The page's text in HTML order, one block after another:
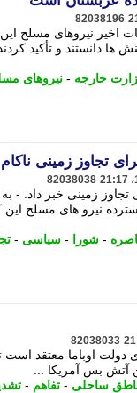
82038196
اخیر نیروهای مسلح
دانستند و تأکید
خارجه - نیروهای
تجاوز زمینی ناکام
82038038
زمینی خبر داد. -
نیرو های مسلح این
- شورا - سیاسی -
82038033
دولت اوباما معتقد است
آتش بس آمریکا ...
ساحلی - تفاهم -